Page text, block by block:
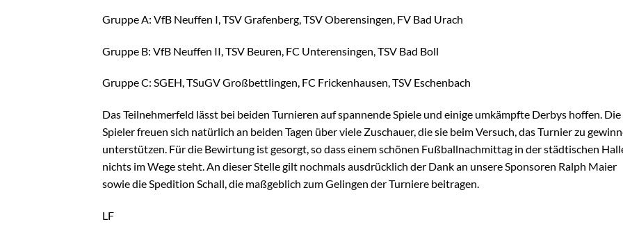
Gruppe A: VfB Neuffen I, TSV Grafenberg, TSV Oberensingen, FV Bad Urach
Gruppe B: VfB Neuffen II, TSV Beuren, FC Unterensingen, TSV Bad Boll
Gruppe C: SGEH, TSuGV Großbettlingen, FC Frickenhausen, TSV Eschenbach
Das Teilnehmerfeld lässt bei beiden Turnieren auf spannende Spiele und einige umkämpfte Derbys hoffen. Die
Spieler freuen sich natürlich an beiden Tagen über viele Zuschauer, die sie beim Versuch, das Turnier zu
unterstützen. Für die Bewirtung ist gesorgt, so dass einem schönen Fußballnachmittag in der städtischen
nichts im Wege steht. An dieser Stelle gilt nochmals ausdrücklich der Dank an unsere Sponsoren Ralph Maier
sowie die Spedition Schall, die maßgeblich zum Gelingen der Turniere beitragen.
LF